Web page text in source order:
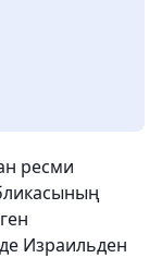
ресми
Израильден